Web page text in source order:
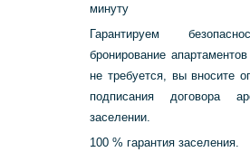
минуту
Гарантируем
бронирование
не требуется, вы вносите
подписания договора
заселении.
100 % гарантия заселения.